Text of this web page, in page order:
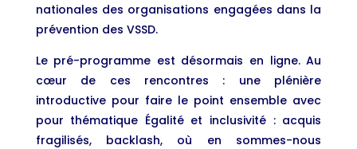
nationales des organisations engagées dans la
prévention des VSSD.
Le pré-programme est désormais en ligne. Au
cœur de ces rencontres : une plénière
introductive pour faire le point ensemble avec
pour thématique Égalité et inclusivité : acquis
fragilisés, backlash, où en sommes-nous